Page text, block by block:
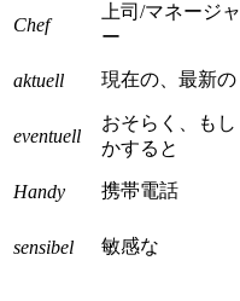
Chef
上司/マネージャ
ー
aktuell 現在の、最新の
eventuell
おそらく、もし
かすると
Handy 携帯電話
sensibel 敏感な